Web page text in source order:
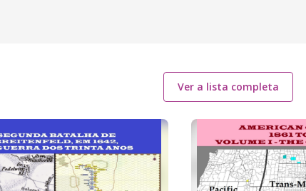
Ver a lista completa